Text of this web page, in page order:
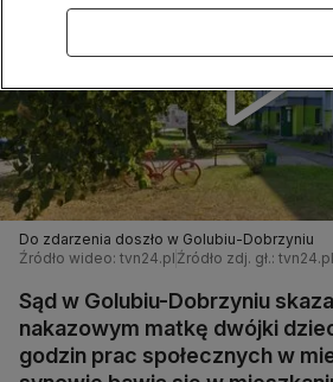
Do zdarzenia doszło w Golubiu-Dobrzyniu
Źródło wideo: tvn24.pl Źródło zdj. gł.: tvn24.pl
Sąd w Golubiu-Dobrzyniu
nakazowym matkę dwójki
godzin prac społecznych w